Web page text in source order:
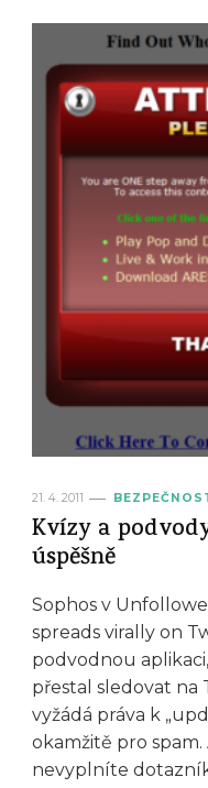
21. 4. 2011
Kvízy a
úspěšně
Sophos v
spreads virally on
podvodnou
přestal sledovat na
vyžádá práva k
okamžitě pro
nevyplníte